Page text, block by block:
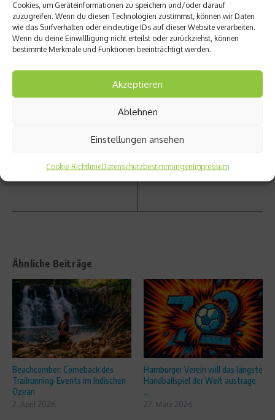
Cookies, um Geräteinformationen zu speichern und/oder darauf
zuzugreifen. Wenn du diesen Technologien zustimmst, können wir Daten
wie das Surfverhalten oder eindeutige IDs auf dieser Website verarbeiten.
Wenn du deine Einwillligung nicht erteilst oder zurückziehst, können
bestimmte Merkmale und Funktionen beeinträchtigt werden.
Akzeptieren
Ablehnen
Einstellungen ansehen
Cookie-RichtlinieDatenschutzbestimmungenImpressum
oss-
Cup in
Münch
Erlöse
Laureu
s
erwurf
-Finale
Heidle
Klaas
Ähnliche Beiträge
Beachcomber: Comeback des
Trailrunning-Events im Indischen
Ozean
2. April 2026
Hamburger Verein will das längste
Handballspiel der Welt austrage
...
27. März 2026